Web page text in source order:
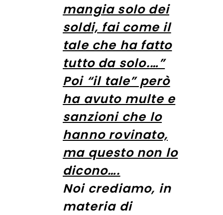
mangia solo dei
soldi, fai come il
tale che ha fatto
tutto da solo.…”
Poi “il tale” però
ha avuto multe e
sanzioni che lo
hanno rovinato,
ma questo non lo
dicono….
Noi crediamo, in
materia di